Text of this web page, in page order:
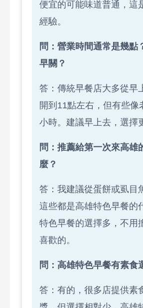
便宜的可能味道普通，這
經驗。
問：營業時間通常是幾點
早關？
答：傳統早餐店大多從早
開到11點左右，但有些像
小時。建議早上去，選擇
問：推薦給第一次來高雄
麼？
答：我建議從蛋餅或虱目
這些都是高雄特色早餐的
特色早餐的選擇多，不用
喜歡的。
問：高雄特色早餐有素食
答：有的，很多店提供素